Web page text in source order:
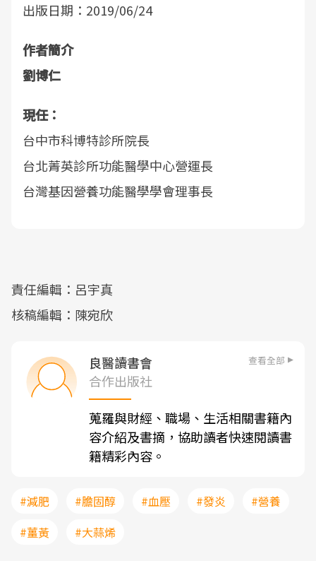
出版日期：2019/06/24
作者簡介
劉博仁
現任：
台中市科博特診所院長
台北菁英診所功能醫學中心營運長
台灣基因營養功能醫學學會理事長
責任編輯：呂宇真
核稿編輯：陳宛欣
良醫讀書會 查看全部
合作出版社
蒐羅與財經、職場、生活相關書籍內
容介紹及書摘，協助讀者快速閱讀書
籍精彩內容。
#減肥 #膽固醇 #血壓 #發炎
#營養
#薑黃
#大蒜烯